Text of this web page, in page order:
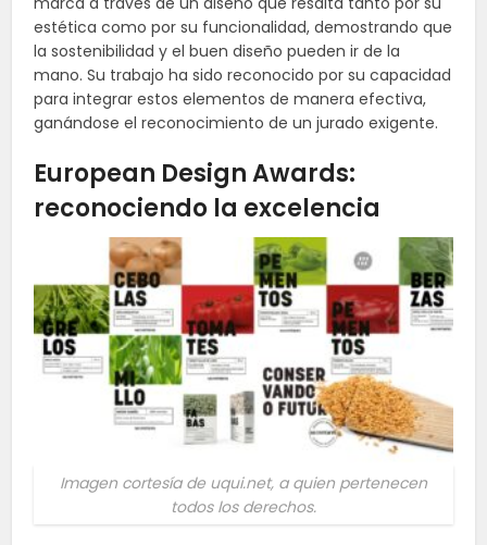
estética como por su funcionalidad, demostrando que
la sostenibilidad y el buen diseño pueden ir de la
mano. Su trabajo ha sido reconocido por su capacidad
para integrar estos elementos de manera efectiva,
ganándose el reconocimiento de un jurado exigente.
European Design Awards:
reconociendo la excelencia
Imagen cortesía de uqui.net, a quien pertenecen
todos los derechos.